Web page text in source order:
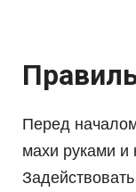
Перед
махи руками и